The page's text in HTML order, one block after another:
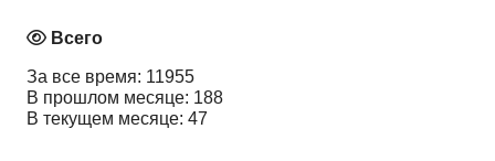
Всего
За все время: 11955
В прошлом месяце: 188
В текущем месяце: 47